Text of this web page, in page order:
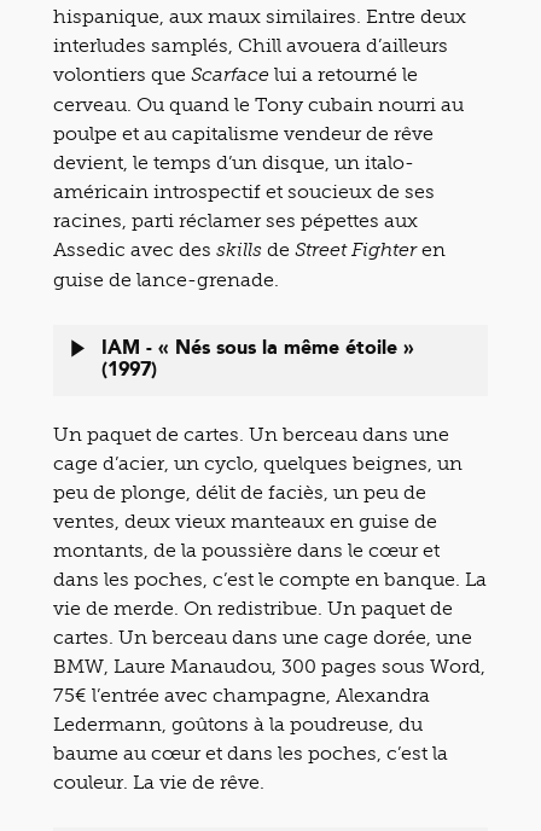
hispanique, aux maux similaires. Entre deux
interludes samplés, Chill avouera d’ailleurs
volontiers que Scarface lui a retourné le
cerveau. Ou quand le Tony cubain nourri au
poulpe et au capitalisme vendeur de rêve
devient, le temps d’un disque, un italo-
américain introspectif et soucieux de ses
racines, parti réclamer ses pépettes aux
Assedic avec des skills de Street Fighteren
guise de lance-grenade.
IAM - « Nés sous la même étoile »
(1997)
Un paquet de cartes. Un berceau dans une
cage d’acier, un cyclo, quelques beignes, un
peu de plonge, délit de faciès, un peu de
ventes, deux vieux manteaux en guise de
montants, de la poussière dans le cœur et
dans les poches, c’est le compte en banque. La
vie de merde. On redistribue. Un paquet de
cartes. Un berceau dans une cage dorée, une
BMW, Laure Manaudou, 300 pages sous Word,
75€ l’entrée avec champagne, Alexandra
Ledermann, goûtons à la poudreuse, du
baume au cœur et dans les poches, c’est la
couleur. La vie de rêve.